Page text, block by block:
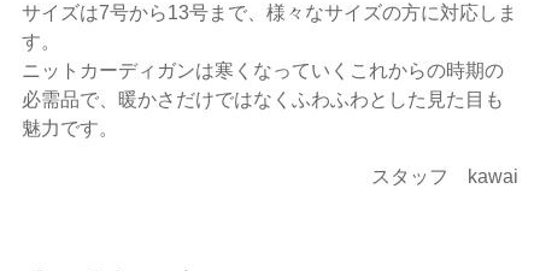
サイズは7号から13号まで、様々なサイズの方に対応しま
す。
ニットカーディガンは寒くなっていくこれからの時期の
必需品で、暖かさだけではなくふわふわとした見た目も
魅力です。
スタッフ kawai